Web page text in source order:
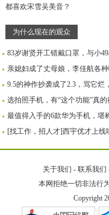
为什么现在的观众
83岁谢贤开工错戴口罩，与小
亲媳妇成了丈母娘，李佳航各
9.5的神作抄袭成了2.3，骂它烂
选拍照手机，有“这个功能”真
最值得入手的6款华为手机，堪
[找工作，招人才]西宇优才上线
关于我们 - 联系我们
本网拒绝一切非法行
Copyright